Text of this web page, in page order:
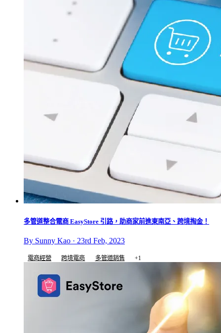
多管道整合電商 EasyStore 引路，助商家前進東南亞、跨境掏金！
By Sunny Kao · 23rd Feb, 2023
電商經營 跨境電商 多管道銷售 +1